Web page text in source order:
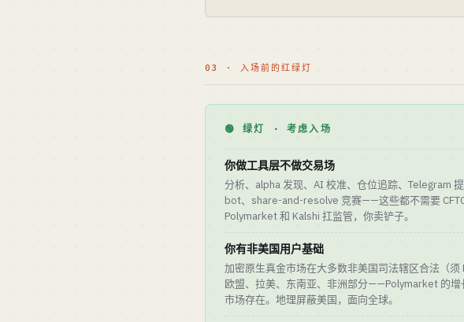
03 · 入场前的红绿灯
🟢 绿灯 · 考虑入场
你做工具层不做交易场
分析、alpha 发现、AI 校准、仓位追踪、Telegram
bot、share-and-resolve 竞赛——这些都不需要 CFTC
Polymarket 和 Kalshi 扛监管，你卖铲子。
你有非美国用户基础
加密原生真金市场在大多数非美国司法辖区合法（须
欧盟、拉美、东南亚、非洲部分——Polymarket 的增
市场存在。地理屏蔽美国，面向全球。